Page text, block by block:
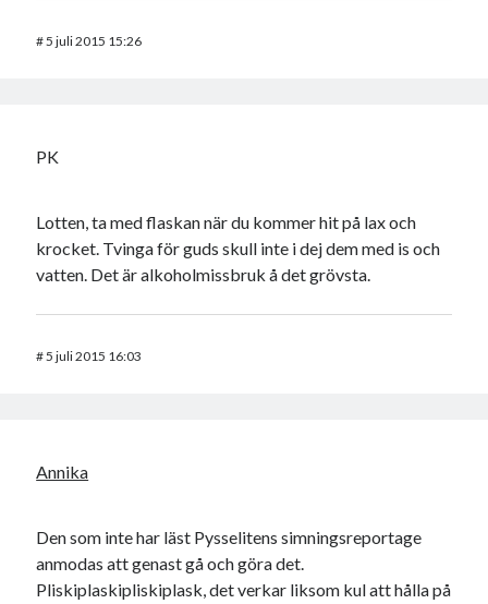
#5 juli 2015 15:26
PK
Lotten, ta med flaskan när du kommer hit på lax och
krocket. Tvinga för guds skull inte i dej dem med is och
vatten. Det är alkoholmissbruk å det grövsta.
#5 juli 2015 16:03
Annika
Den som inte har läst Pysselitens simningsreportage
anmodas att genast gå och göra det.
Pliskiplaskipliskiplask, det verkar liksom kul att hålla på